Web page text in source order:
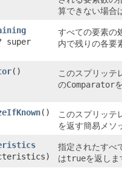
算できない場合
super
すべての要素の
内で残りの各要
()
このスプリッテ
のComparator
()
このスプリッテ
を返す簡易メソ
指定されたすべ
はtrueを返しま